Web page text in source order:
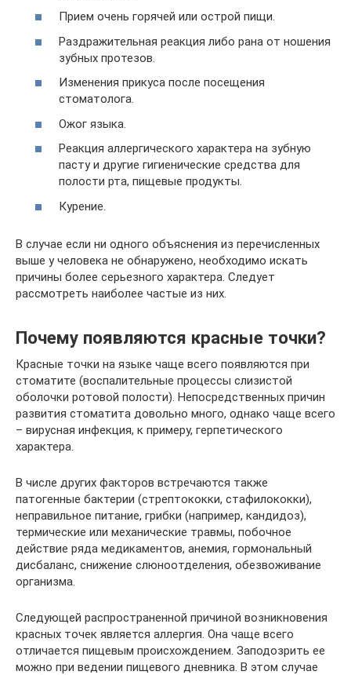
Прием очень горячей или острой пищи.
Раздражительная реакция либо рана от ношения
зубных протезов.
Изменения прикуса после посещения
стоматолога.
Ожог языка.
Реакция аллергического характера на зубную
пасту и другие гигиенические средства для
полости рта, пищевые продукты.
Курение.
В случае если ни одного объяснения из перечисленных
выше у человека не обнаружено, необходимо искать
причины более серьезного характера. Следует
рассмотреть наиболее частые из них.
Почему появляются красные точки?
Красные точки на языке чаще всего появляются при
стоматите (воспалительные процессы слизистой
оболочки ротовой полости). Непосредственных причин
развития стоматита довольно много, однако чаще всего
– вирусная инфекция, к примеру, герпетического
характера.
В числе других факторов встречаются также
патогенные бактерии (стрептококки, стафилококки),
неправильное питание, грибки (например, кандидоз),
термические или механические травмы, побочное
действие ряда медикаментов, анемия, гормональный
дисбаланс, снижение слюноотделения, обезвоживание
организма.
Следующей распространенной причиной возникновения
красных точек является аллергия. Она чаще всего
отличается пищевым происхождением. Заподозрить ее
можно при ведении пищевого дневника. В этом случае